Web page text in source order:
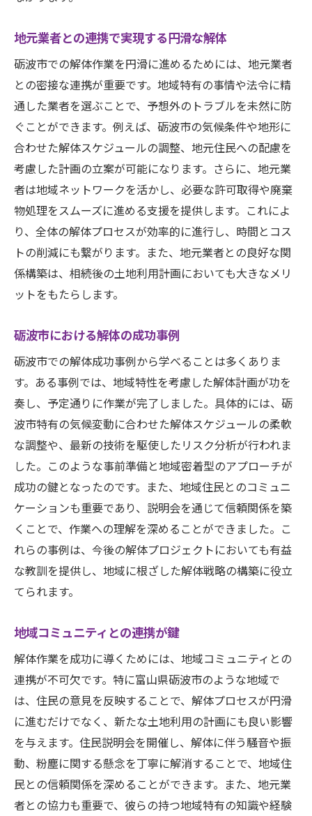
地元業者との連携で実現する円滑な解体
砺波市での解体作業を円滑に進めるためには、地元業者
との密接な連携が重要です。地域特有の事情や法令に精
通した業者を選ぶことで、予想外のトラブルを未然に防
ぐことができます。例えば、砺波市の気候条件や地形に
合わせた解体スケジュールの調整、地元住民への配慮を
考慮した計画の立案が可能になります。さらに、地元業
者は地域ネットワークを活かし、必要な許可取得や廃棄
物処理をスムーズに進める支援を提供します。これによ
り、全体の解体プロセスが効率的に進行し、時間とコス
トの削減にも繋がります。また、地元業者との良好な関
係構築は、相続後の土地利用計画においても大きなメリ
ットをもたらします。
砺波市における解体の成功事例
砺波市での解体成功事例から学べることは多くありま
す。ある事例では、地域特性を考慮した解体計画が功を
奏し、予定通りに作業が完了しました。具体的には、砺
波市特有の気候変動に合わせた解体スケジュールの柔軟
な調整や、最新の技術を駆使したリスク分析が行われま
した。このような事前準備と地域密着型のアプローチが
成功の鍵となったのです。また、地域住民とのコミュニ
ケーションも重要であり、説明会を通じて信頼関係を築
くことで、作業への理解を深めることができました。こ
れらの事例は、今後の解体プロジェクトにおいても有益
な教訓を提供し、地域に根ざした解体戦略の構築に役立
てられます。
地域コミュニティとの連携が鍵
解体作業を成功に導くためには、地域コミュニティとの
連携が不可欠です。特に富山県砺波市のような地域で
は、住民の意見を反映することで、解体プロセスが円滑
に進むだけでなく、新たな土地利用の計画にも良い影響
を与えます。住民説明会を開催し、解体に伴う騒音や振
動、粉塵に関する懸念を丁寧に解消することで、地域住
民との信頼関係を深めることができます。また、地元業
者との協力も重要で、彼らの持つ地域特有の知識や経験
★見積無料★
株式会社ユーネクト
お問い合わせはこちら